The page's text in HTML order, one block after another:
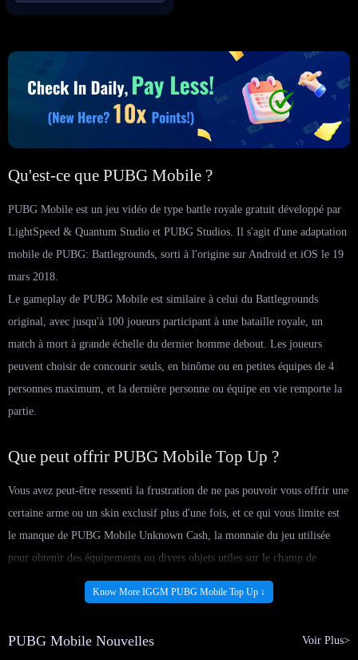
Qu'est-ce que PUBG Mobile ?
PUBG Mobile est un jeu vidéo de type battle royale gratuit développé par
LightSpeed ​​​​& Quantum Studio et PUBG Studios. Il s'agit d'une adaptation
mobile de PUBG: Battlegrounds, sorti à l'origine sur Android et iOS le 19
mars 2018.
Le gameplay de PUBG Mobile est similaire à celui du Battlegrounds
original, avec jusqu'à 100 joueurs participant à une bataille royale, un
match à mort à grande échelle du dernier homme debout. Les joueurs
peuvent choisir de concourir seuls, en binôme ou en petites équipes de 4
personnes maximum, et la dernière personne ou équipe en vie remporte la
partie.
Que peut offrir PUBG Mobile Top Up ?
Vous avez peut-être ressenti la frustration de ne pas pouvoir vous offrir une
certaine arme ou un skin exclusif plus d'une fois, et ce qui vous limite est
le manque de PUBG Mobile Unknown Cash, la monnaie du jeu utilisée
pour obtenir des équipements ou divers objets utiles sur le champ de
bataille. Outre ce montant variable d'UC, notre service de recharge propose
également le pack de mise à niveau RP (A9) et le pack de mise à niveau
de nouvelles armes, de nouveaux équipements et de personnaliser votre
Know More IGGM PUBG Mobile Top Up ↓
PUBG Mobile Nouvelles Voir Plus>